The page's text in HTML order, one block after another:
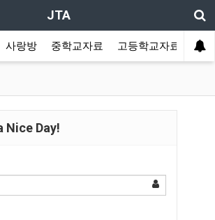
JTA
사랑방 중학교자료 고등학교자료 멀
Nice Day!